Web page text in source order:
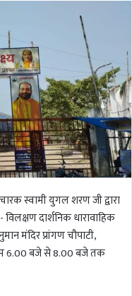
स्वामी युगल शरण जी द्वारा
दार्शनिक धारावाहिक
मंदिर प्रांगण चौपाटी,
6.00 बजे से 8.00 बजे तक